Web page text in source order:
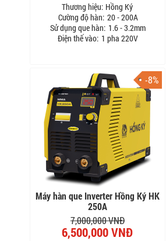
Thương hiệu: Hồng Ký
Cường độ hàn: 20 - 200A
Sử dụng que hàn: 1.6 - 3.2mm
Điện thế vào: 1 pha 220V
-8%
Máy hàn que Inverter Hồng Ký HK
250A
7,000,000 VNĐ
6,500,000 VNĐ